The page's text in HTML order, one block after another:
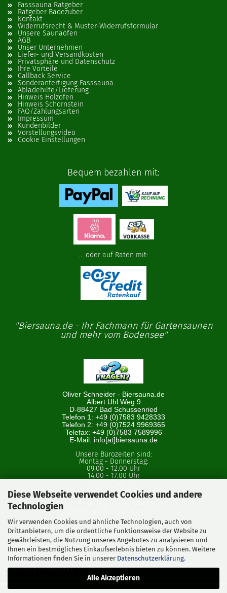
Diese Webseite verwendet Cookies und andere
Technologien
Wir verwenden Cookies und ähnliche Technologien, auch von
Drittanbietern, um die ordentliche Funktionsweise der Website zu
gewährleisten, die Nutzung unseres Angebotes zu analysieren und
Ihnen ein bestmögliches Einkaufserlebnis bieten zu können. Weitere
Informationen finden Sie in unserer Datenschutzerklärung.
Alle Akzeptieren
Fasssauna Ratgeber
Ratgeber Badezuber
Kontakt
Widerrufsrecht & Muster-Widerrufsformular
Unsere Saunaöfen
AGB
Unser Unternehmen
Liefer- und Versandkosten
Privatsphäre und Datenschutz
Ihre Vorteile
Callback Service
Sonderanfertigung Fasssauna
Abladehilfe/Lieferung
Hinweis Holzofen
Hinweis Schornstein
FAQ/Zahlungsarten
Impressum
Kundenbilder
Vorstellungsvideo
Cookie Einstellungen
Bequem bezahlen mit:
... oder auf Raten mit:
"Biersauna.de - Ihr Fachmann für Gartensaunen
und mehr vom Bodensee"
Oliver Schneider - Biersauna.de
Albert Uhl Weg 9
D-88427 Bad Schussenried
Telefon 1: +49 (0)7583 9428333
Telefon 2: +49 (0)7524 9969365
Telefax: +49 (0)7583 7589996
E-Mail: info[at]biersauna.de
Unsere Bürozeiten sind:
Montag - Donnerstag:
09.00 - 12.00 Uhr
14.00 - 17.00 Uhr
09.00 - 12.00 Uhr
Vertrag widerrufen